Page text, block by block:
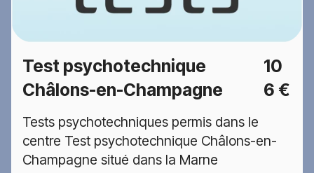
Test psychotechnique
Châlons-en-Champagne
10
6 €
Tests psychotechniques permis dans le
centre Test psychotechnique Châlons-en-
Champagne situé dans la Marne